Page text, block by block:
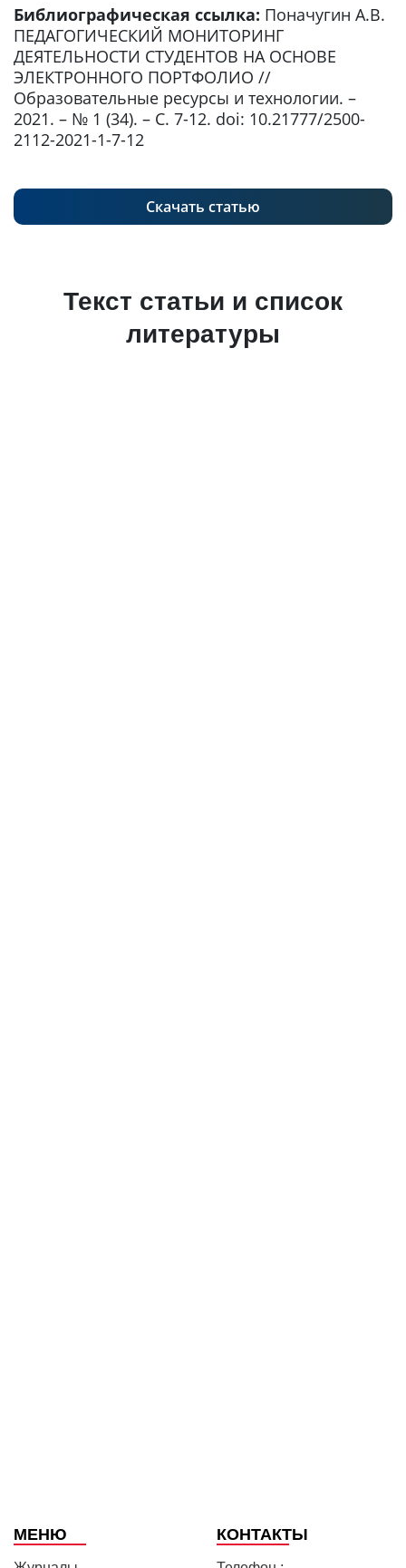
Библиографическая ссылка: Поначугин А.В.
ПЕДАГОГИЧЕСКИЙ МОНИТОРИНГ
ДЕЯТЕЛЬНОСТИ СТУДЕНТОВ НА ОСНОВЕ
ЭЛЕКТРОННОГО ПОРТФОЛИО //
Образовательные ресурсы и технологии. –
2021. – № 1 (34). – С. 7-12. doi: 10.21777/2500-
2112-2021-1-7-12
Скачать статью
Текст статьи и список
литературы
МЕНЮ КОНТАКТЫ